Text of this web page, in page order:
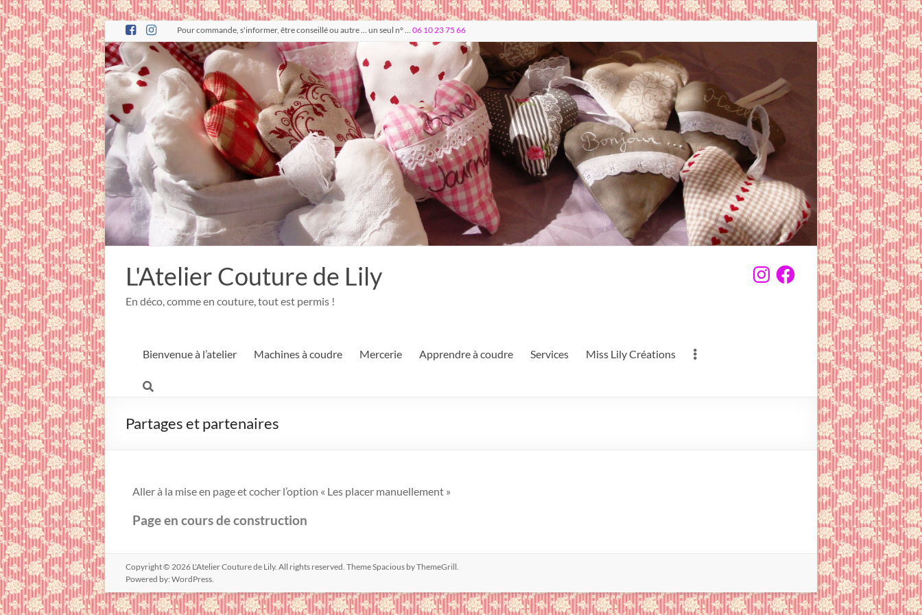
Pour commande, s'informer, être conseillé ou autre ... un seul n° ... 06 10 23 75 66
L'Atelier Couture de Lily
En déco, comme en couture, tout est permis !
Bienvenue à l’atelier Machines à coudre Mercerie Apprendre à coudre Services Miss Lily Créations
Partages et partenaires
Aller à la mise en page et cocher l’option « Les placer manuellement »
Page en cours de construction
Copyright © 2026 L'Atelier Couture de Lily. All rights reserved. ThemeSpacious by ThemeGrill.
Powered by: WordPress